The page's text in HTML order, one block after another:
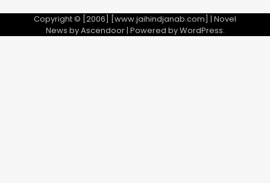
Copyright © [2006] [www.jaihindjanab.com] | Novel
News byAscendoor| Powered byWordPress.